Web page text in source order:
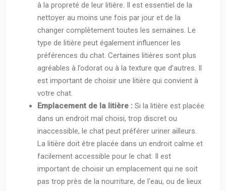
à la propreté de leur litière. Il est essentiel de la
nettoyer au moins une fois par jour et de la
changer complètement toutes les semaines. Le
type de litière peut également influencer les
préférences du chat. Certaines litières sont plus
agréables à l’odorat ou à la texture que d’autres. Il
est important de choisir une litière qui convient à
votre chat.
Emplacement de la litière : Si la litière est placée
dans un endroit mal choisi, trop discret ou
inaccessible, le chat peut préférer uriner ailleurs.
La litière doit être placée dans un endroit calme et
facilement accessible pour le chat. Il est
important de choisir un emplacement qui ne soit
pas trop près de la nourriture, de l’eau, ou de lieux